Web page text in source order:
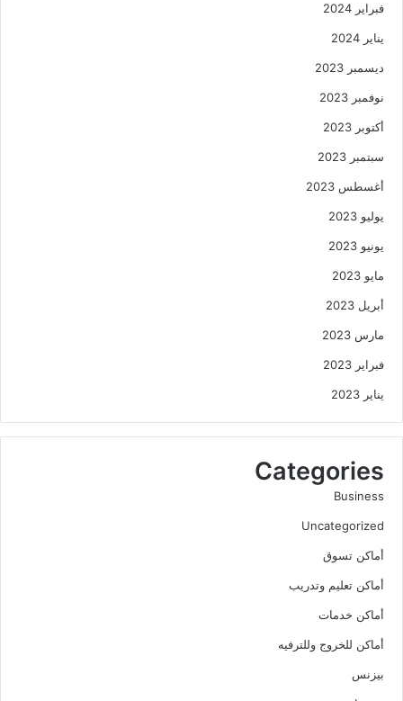
فبراير 2024
يناير 2024
ديسمبر 2023
نوفمبر 2023
أكتوبر 2023
سبتمبر 2023
أغسطس 2023
يوليو 2023
يونيو 2023
مايو 2023
أبريل 2023
مارس 2023
فبراير 2023
يناير 2023
Categories
Business
Uncategorized
أماكن تسوق
أماكن تعليم وتدريب
أماكن خدمات
أماكن للخروج وللترفيه
بيزنس